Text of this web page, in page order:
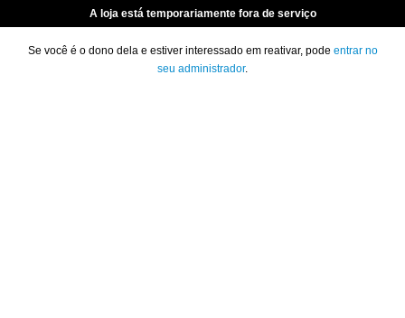
A loja está temporariamente fora de serviço
Se você é o dono dela e estiver interessado em reativar, pode entrar no
seu administrador.